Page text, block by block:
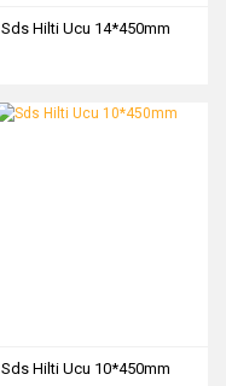
Sds Hilti Ucu 14*450mm
Sds Hilti Ucu 10*450mm